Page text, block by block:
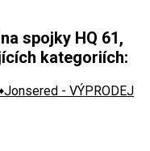
spojky HQ 61,
kategoriích:
Jonsered - VÝPRODEJ